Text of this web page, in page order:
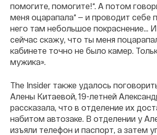
помогите, помогите!“. А потом
меня оцарапала“ — и проводит себе
него там небольшое покраснение... И
сейчас скажу, что ты меня
кабинете точно не было камер.
мужика».
The Insider также удалось
Алены Китаевой, 19-летней
рассказала, что в отделение их
набитом автозаке. В отделении у
изъяли телефон и паспорт, а затем